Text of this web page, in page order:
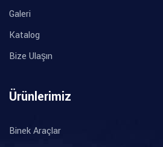
Galeri
Katalog
Bize Ulaşın
Ürünlerimiz
Binek Araçlar